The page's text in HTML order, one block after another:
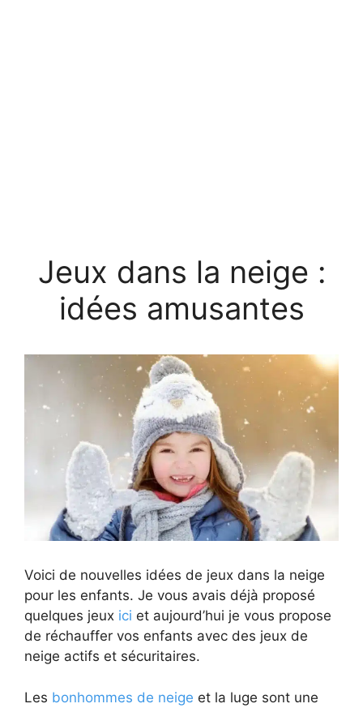
Jeux dans la neige :
idées amusantes
Voici de nouvelles idées de jeux dans la neige
pour les enfants. Je vous avais déjà proposé
quelques jeux ici et aujourd’hui je vous propose
de réchauffer vos enfants avec des jeux de
neige actifs et sécuritaires.
Les bonhommes de neige et la luge sont une